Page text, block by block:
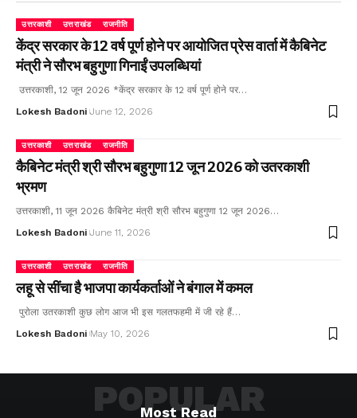
उत्तरकाशी उत्तराखंड राजनीति
केंद्र सरकार के 12 वर्ष पूर्ण होने पर आयोजित प्रेस वार्ता में कैबिनेट
मंत्री ने सौरभ बहुगुणा गिनाईं उपलब्धियां
उत्तरकाशी, 12 जून 2026 *केंद्र सरकार के 12 वर्ष पूर्ण होने पर…
Lokesh Badoni June 12, 2026
उत्तरकाशी उत्तराखंड राजनीति
कैबिनेट मंत्री श्री सौरभ बहुगुणा 12 जून 2026 को उतरकाशी
भ्रमण
उत्तरकाशी, 11 जून 2026 कैबिनेट मंत्री श्री सौरभ बहुगुणा 12 जून 2026…
Lokesh Badoni June 11, 2026
उत्तरकाशी उत्तराखंड राजनीति
लहू से सींचा है भाजपा कार्यकर्ताओं ने बंगाल में कमल
पुरोला उतरकाशी कुछ लोग आज भी इस गलतफहमी में जी रहे हैं…
Lokesh Badoni May 10, 2026
Most Read
POPULAR